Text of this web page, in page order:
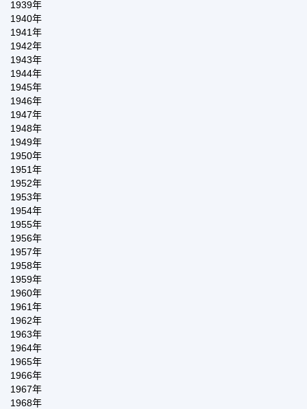
1939年
1940年
1941年
1942年
1943年
1944年
1945年
1946年
1947年
1948年
1949年
1950年
1951年
1952年
1953年
1954年
1955年
1956年
1957年
1958年
1959年
1960年
1961年
1962年
1963年
1964年
1965年
1966年
1967年
1968年